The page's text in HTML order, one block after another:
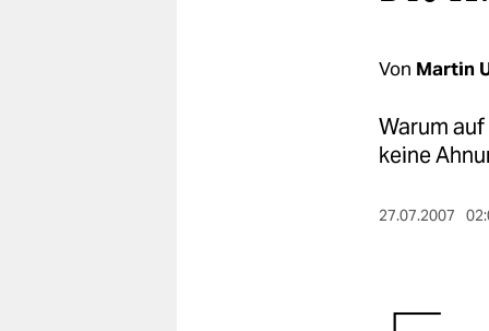
Von Martin
Warum
keine
27.07.2007